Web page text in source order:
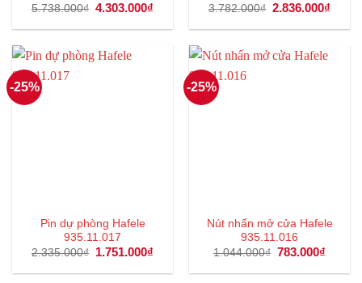
5.738.000₫ Giá
là:
4.303.000₫
tại
4.303.000₫.
3.782.000₫ Giá
là:
2.836.000₫
tại
-25%
Pin dự phòng Hafele
935.11.017
2.335.000₫
Giá
là:
1.751.000₫
tại
-25%
Nút nhấn mở cửa Hafele
935.11.016
1.044.000₫ Giá
là:
783.000₫
tại